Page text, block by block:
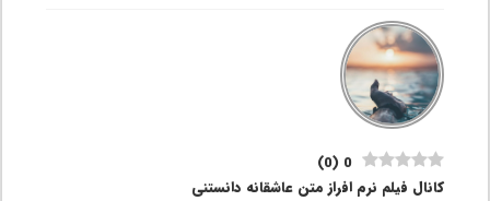
0
(
0
)
کانال فیلم نرم افراز متن عاشقانه دانستنی